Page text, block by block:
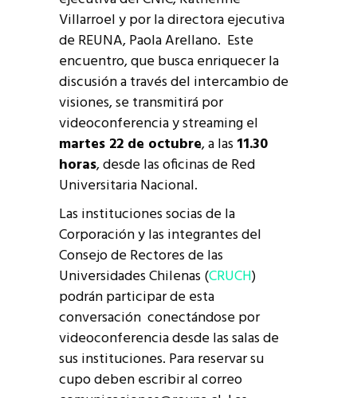
Villarroel y por la directora ejecutiva
de REUNA, Paola Arellano. Este
encuentro, que busca enriquecer la
discusión a través del intercambio de
visiones, se transmitirá por
videoconferencia y streaming el
martes 22 de octubre, a las 11.30
horas, desde las oficinas de Red
Universitaria Nacional.
Las instituciones socias de la
Corporación y las integrantes del
Consejo de Rectores de las
Universidades Chilenas (CRUCH)
podrán participar de esta
conversación conectándose por
videoconferencia desde las salas de
sus instituciones. Para reservar su
cupo deben escribir al correo